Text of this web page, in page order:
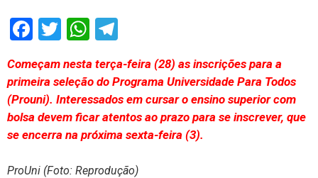
Facebook
TwitterWhatsApp
Começam nesta terça-feira (28) as inscrições para a
primeira seleção do Programa Universidade Para Todos
(Prouni). Interessados em cursar o ensino superior com
bolsa devem ficar atentos ao prazo para se inscrever, que
se encerra na próxima sexta-feira (3).
ProUni (Foto: Reprodução)